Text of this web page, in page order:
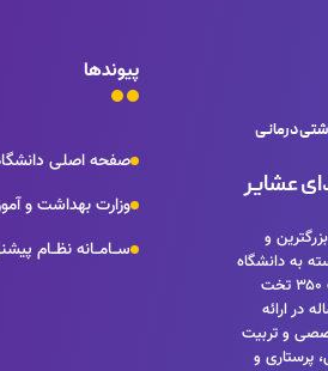
درمانی
عشایر
و
به دانشگاه
علوم پزشکی می باشد که با ظرفیت ۳۵۰ تخت
در ارائه
و تربیت
پرستاری و
پیوندها
صفحه اصلی
وزارت بهداشت و
ســامــانه نظــام